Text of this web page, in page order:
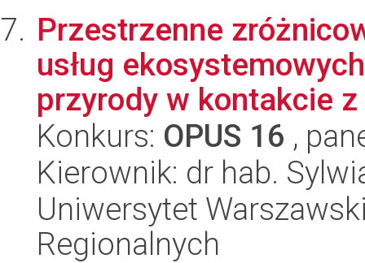
Przestrzenne
usług
przyrody w kontakcie
Konkurs: OPUS 16 ,
Kierownik: dr hab.
Uniwersytet
Regionalnych